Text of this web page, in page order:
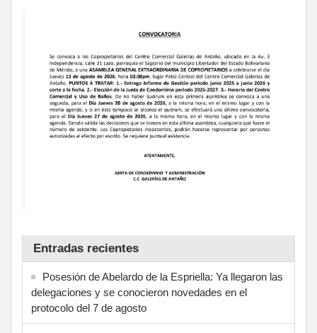
Entradas recientes
Posesión de Abelardo de la Espriella: Ya llegaron las
delegaciones y se conocieron novedades en el
protocolo del 7 de agosto